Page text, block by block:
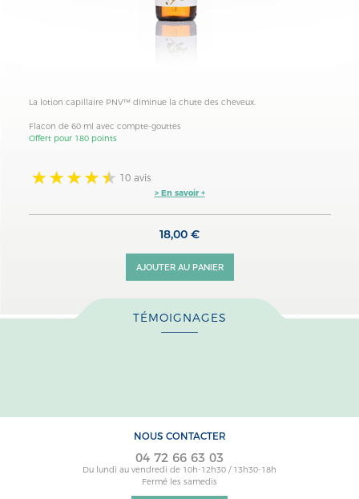
La lotion capillairePNV™ diminue la chute des cheveux.
Flacon de 60 ml avec compte-gouttes
Offert pour 180 points
10 avis
> En savoir +
18,00 €
AJOUTER AU PANIER
TÉMOIGNAGES
NOUS CONTACTER
04 72 66 63 03
Du lundi au vendredi de 10h-12h30 / 13h30-18h
Fermé les samedis